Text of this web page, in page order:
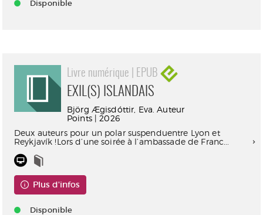
Disponible
Livre numérique | EPUB
EXIL(S) ISLANDAIS
Björg Ægisdóttir, Eva. Auteur
Points | 2026
Deux auteurs pour un polar suspenduentre Lyon et
Reykjavík !Lors d’une soirée à l’ambassade de Franc...
Plus d'infos
Disponible